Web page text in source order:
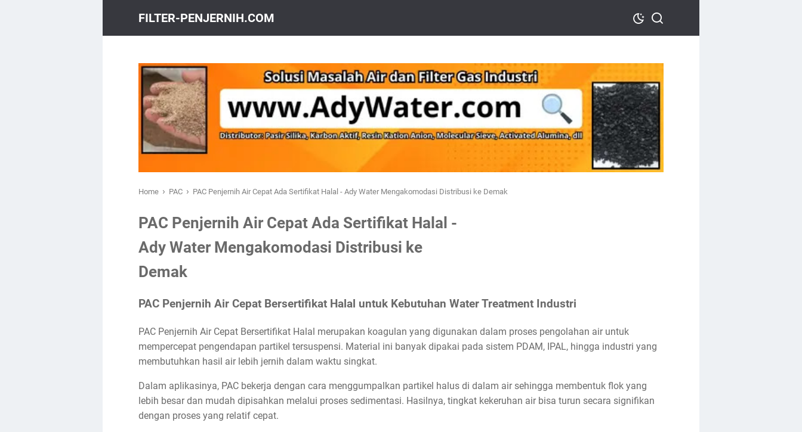
FILTER-PENJERNIH.COM
Home › PAC › PAC Penjernih Air Cepat Ada Sertifikat Halal - Ady Water Mengakomodasi Distribusi ke Demak
PAC Penjernih Air Cepat Ada Sertifikat Halal -
Ady Water Mengakomodasi Distribusi ke
Demak
PAC Penjernih Air Cepat Bersertifikat Halal untuk Kebutuhan Water Treatment Industri
PAC Penjernih Air Cepat Bersertifikat Halal merupakan koagulan yang digunakan dalam proses pengolahan air untuk
mempercepat pengendapan partikel tersuspensi. Material ini banyak dipakai pada sistem PDAM, IPAL, hingga industri yang
membutuhkan hasil air lebih jernih dalam waktu singkat.
Dalam aplikasinya, PAC bekerja dengan cara menggumpalkan partikel halus di dalam air sehingga membentuk flok yang
lebih besar dan mudah dipisahkan melalui proses sedimentasi. Hasilnya, tingkat kekeruhan air bisa turun secara signifikan
dengan proses yang relatif cepat.